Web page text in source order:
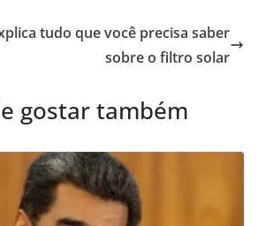
tudo que você precisa saber
sobre o filtro solar
gostar também